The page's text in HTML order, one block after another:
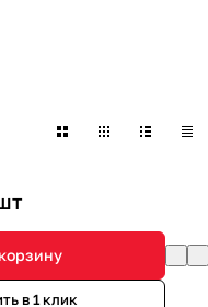
в 1 клик